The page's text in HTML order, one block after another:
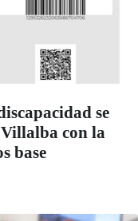
se
con la
base